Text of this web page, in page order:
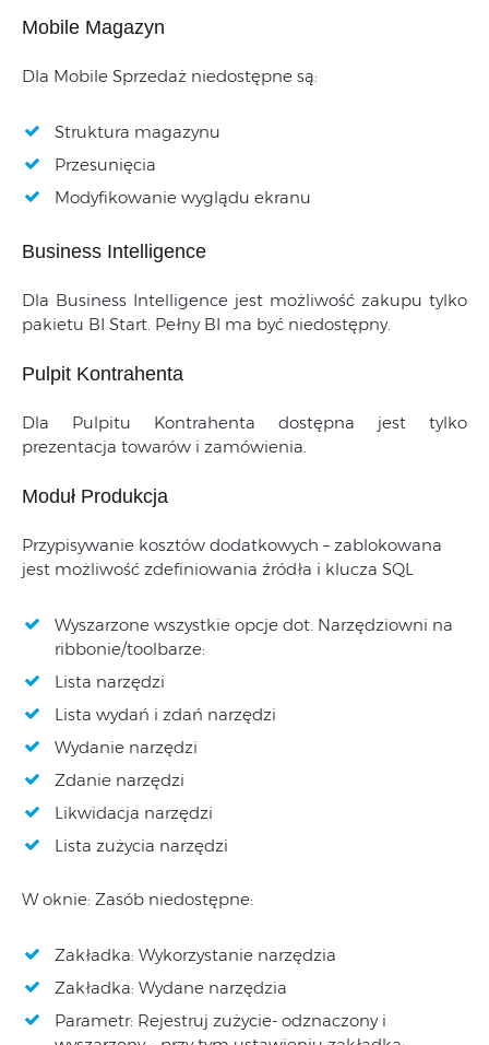
Mobile Magazyn
Dla Mobile Sprzedaż niedostępne są:
Struktura magazynu
Przesunięcia
Modyfikowanie wyglądu ekranu
Business Intelligence
Dla Business Intelligence jest możliwość zakupu tylko
pakietu BI Start. Pełny BI ma być niedostępny.
Pulpit Kontrahenta
Dla Pulpitu Kontrahenta dostępna jest tylko
prezentacja towarów i zamówienia.
Moduł Produkcja
Przypisywanie kosztów dodatkowych – zablokowana
jest możliwość zdefiniowania źródła i klucza SQL
Wyszarzone wszystkie opcje dot. Narzędziowni na
ribbonie/toolbarze:
Lista narzędzi
Lista wydań i zdań narzędzi
Wydanie narzędzi
Zdanie narzędzi
Likwidacja narzędzi
Lista zużycia narzędzi
W oknie: Zasób niedostępne:
Zakładka: Wykorzystanie narzędzia
Zakładka: Wydane narzędzia
Parametr: Rejestruj zużycie- odznaczony i